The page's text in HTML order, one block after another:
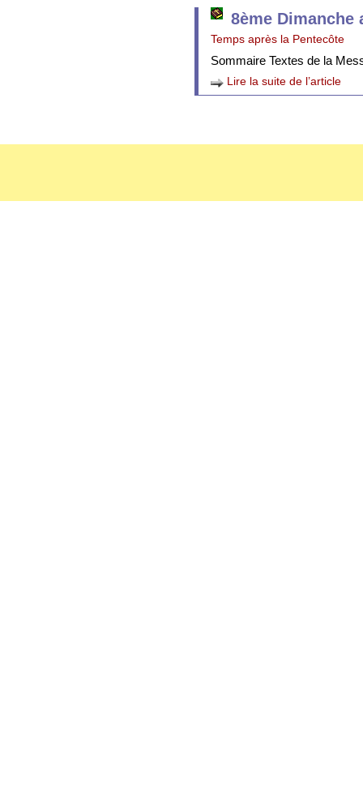
8ème Dimanche
Temps après la Pentecôte
Sommaire Textes de la
Lire la suite de l’article